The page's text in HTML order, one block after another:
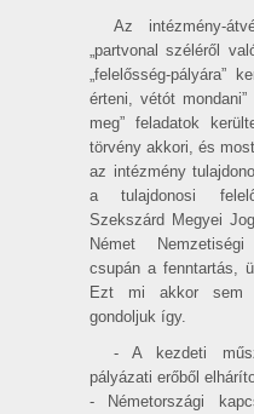
Az intézmény-
„partvonal széléről
„felelősség-pályára”
érteni, vétót
meg” feladatok
törvény akkori, és
az intézmény
a tulajdonosi
Szekszárd Megyei
Német
csupán a fenntartás,
Ezt mi akkor sem
gondoljuk így.
- A kezdeti
pályázati erőből
- Németországi